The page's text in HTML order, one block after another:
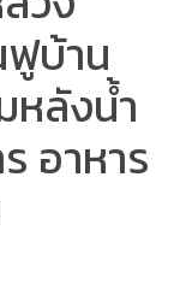
บ้าน
หลังน้ำ
อาหาร